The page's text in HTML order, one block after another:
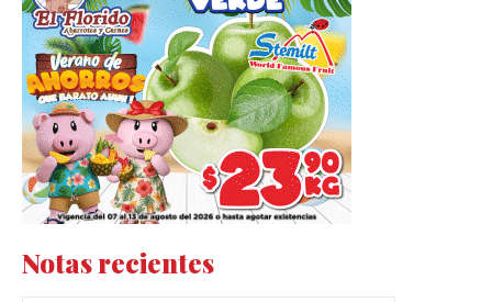
Notas recientes